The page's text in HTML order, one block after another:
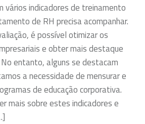
vários indicadores de treinamento
de RH precisa acompanhar.
é possível otimizar os
e obter mais destaque
entanto, alguns se destacam
a necessidade de mensurar e
de educação corporativa.
mais sobre estes indicadores e